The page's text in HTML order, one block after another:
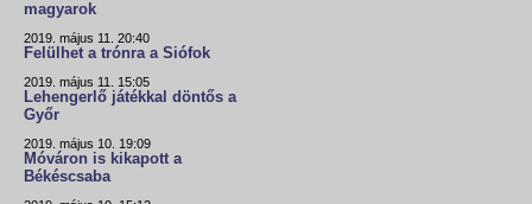
magyarok
2019. május 11. 20:40
Felülhet a trónra a Siófok
2019. május 11. 15:05
Lehengerlő játékkal döntős a
Győr
2019. május 10. 19:09
Móváron is kikapott a
Békéscsaba